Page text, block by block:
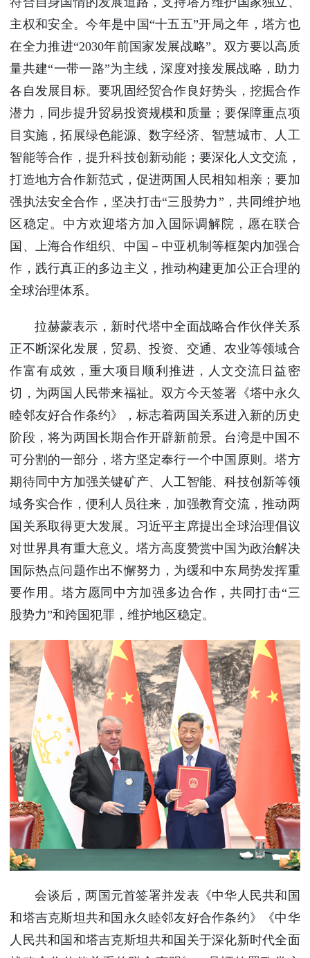
主权和安全。今年是中国“十五五”开局之年，塔方也
在全力推进“2030年前国家发展战略”。双方要以高质
量共建“一带一路”为主线，深度对接发展战略，助力
各自发展目标。要巩固经贸合作良好势头，挖掘合作
潜力，同步提升贸易投资规模和质量；要保障重点项
目实施，拓展绿色能源、数字经济、智慧城市、人工
智能等合作，提升科技创新动能；要深化人文交流，
打造地方合作新范式，促进两国人民相知相亲；要加
强执法安全合作，坚决打击“三股势力”，共同维护地
区稳定。中方欢迎塔方加入国际调解院，愿在联合
国、上海合作组织、中国－中亚机制等框架内加强合
作，践行真正的多边主义，推动构建更加公正合理的
全球治理体系。
拉赫蒙表示，新时代塔中全面战略合作伙伴关系
正不断深化发展，贸易、投资、交通、农业等领域合
作富有成效，重大项目顺利推进，人文交流日益密
切，为两国人民带来福祉。双方今天签署《塔中永久
睦邻友好合作条约》，标志着两国关系进入新的历史
阶段，将为两国长期合作开辟新前景。台湾是中国不
可分割的一部分，塔方坚定奉行一个中国原则。塔方
期待同中方加强关键矿产、人工智能、科技创新等领
域务实合作，便利人员往来，加强教育交流，推动两
国关系取得更大发展。习近平主席提出全球治理倡议
对世界具有重大意义。塔方高度赞赏中国为政治解决
国际热点问题作出不懈努力，为缓和中东局势发挥重
要作用。塔方愿同中方加强多边合作，共同打击“三
股势力”和跨国犯罪，维护地区稳定。
会谈后，两国元首签署并发表《中华人民共和国
和塔吉克斯坦共和国永久睦邻友好合作条约》《中华
人民共和国和塔吉克斯坦共和国关于深化新时代全面